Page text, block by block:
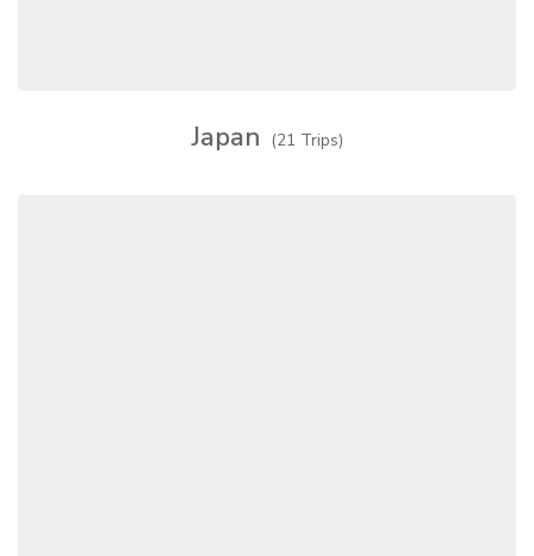
Japan (21 Trips)